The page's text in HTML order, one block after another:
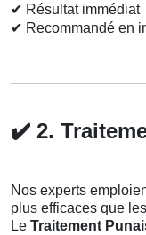
✔ Résultat immédiat
✔ Recommandé en
✔️ 2.
Nos experts
plus efficaces que
Le Traitement